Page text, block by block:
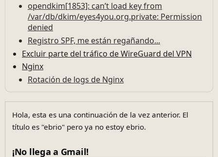
opendkim[1853]: can’t load key from
/var/db/dkim/eyes4you.org.private: Permission
denied
Registro SPF, me están regañando...
Excluir parte del tráfico de WireGuard del VPN
Nginx
Rotación de logs de Nginx
Hola, esta es una continuación de la vez anterior. El
título es "ebrio" pero ya no estoy ebrio.
¡No llega a Gmail!